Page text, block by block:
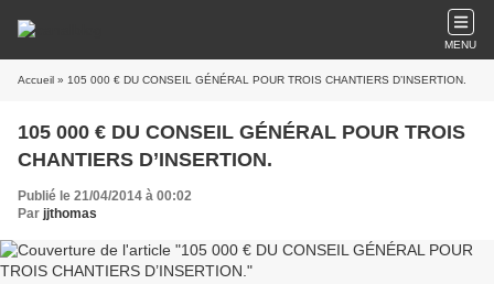
MENU
Accueil » 105 000 € DU CONSEIL GÉNÉRAL POUR TROIS CHANTIERS D’INSERTION.
105 000 € DU CONSEIL GÉNÉRAL POUR TROIS
CHANTIERS D’INSERTION.
Publié le 21/04/2014 à 00:02
Par jjthomas